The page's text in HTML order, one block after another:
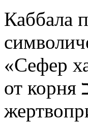
Каббала
«Сефер
от корня קרב — `приближать`, `соединять`: